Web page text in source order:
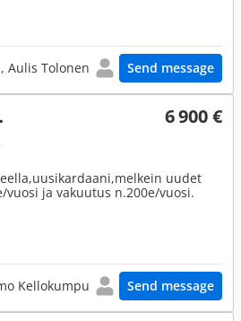
Aulis Tolonen Send message
6 900 €
uudet
ja vakuutus n.200e/vuosi.
Kellokumpu Send message